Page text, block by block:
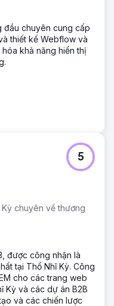
Mexico.
agency
đầu chuyên cung cấp
thiết kế Webflow và
khả năng hiển thị
chuyên về thương
5
được công nhận là
tại Thổ Nhĩ Kỳ. Công
cho các trang web
Kỳ và các dự án B2B
và các chiến lược